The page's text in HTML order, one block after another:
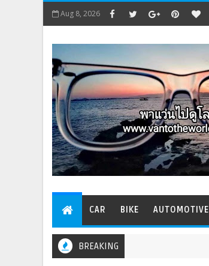
Aug 8, 2026
CAR BIKE AUTOMOTIVE
BREAKING